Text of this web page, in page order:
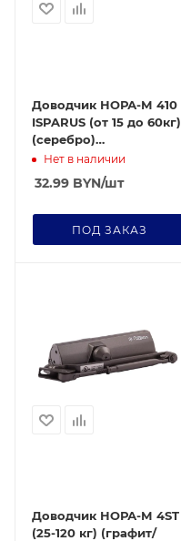
Доводчик НОРА-М 410
ISPARUS (от 15 до 60кг)
(серебро)
морозостойкий
Нет в наличии
32.99 BYN/шт
ПОД ЗАКАЗ
Доводчик НОРА-М 4ST
(25-120 кг) (графит/